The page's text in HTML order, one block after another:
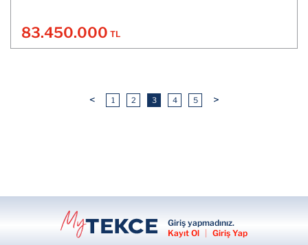
83.450.000 TL
< 1 2 3 4 5 >
Giriş yapmadınız.
Kayıt Ol
Giriş Yap